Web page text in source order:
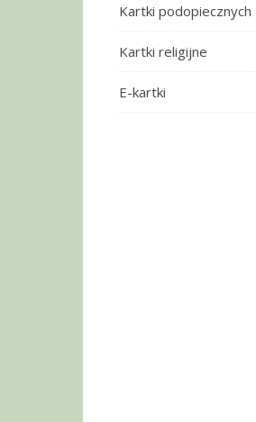
Kartki podopiecznych
Kartki religijne
E-kartki